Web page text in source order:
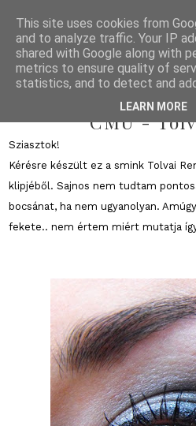
2011/09/26
CMU -
Sziasztok!
Kérésre készült ez a smink Tolvai
klipjéből. Sajnos nem tudtam
bocsánat, ha nem ugyanolyan.
fekete.. nem értem miért mutatja
This site uses cookies from
and to analyze traffic. Your IP
shared with Google along with
metrics to ensure quality of
statistics, and to detect and
LEARN MORE